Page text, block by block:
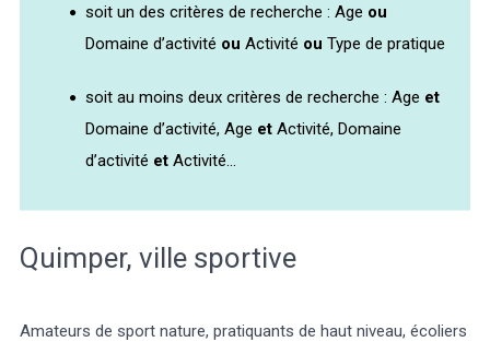
L'agglomération
Webcams Select Language
BREZHONEG
soit un des critères de recherche : Age ou
Domaine d’activité ou Activité ou Type de pratique
soit au moins deux critères de recherche : Age et
Domaine d’activité, Age et Activité, Domaine
d’activité et Activité...
Quimper, ville sportive
Amateurs de sport nature, pratiquants de haut niveau, écoliers